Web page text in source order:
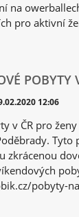
na
pro aktivní
POBYTY
12:06
v ČR pro
Tyto
zkrácenou
pobyty-